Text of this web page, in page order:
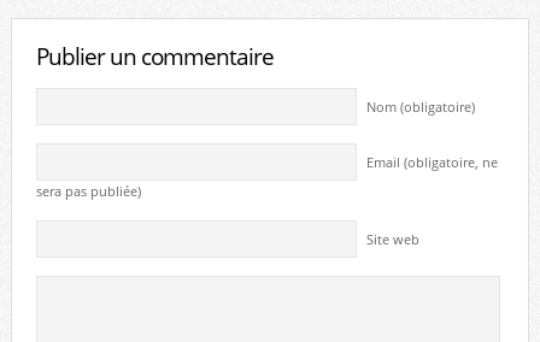
Publier un commentaire
Nom (obligatoire)
Email (obligatoire, ne
sera pas publiée)
Site web